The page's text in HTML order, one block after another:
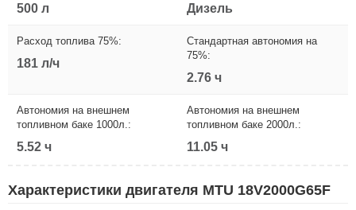
500 л Дизель
Расход топлива 75%:
181 л/ч
Стандартная автономия на
75%:
2.76 ч
Автономия на внешнем
топливном баке 1000л.:
5.52 ч
Автономия на внешнем
топливном баке 2000л.:
11.05 ч
Характеристики двигателя MTU 18V2000G65F